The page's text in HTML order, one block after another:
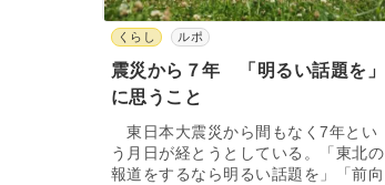
くらし ルポ
震災から７年 「明るい話題を」
に思うこと
東日本大震災から間もなく7年とい
う月日が経とうとしている。「東北の
報道をするなら明るい話題を」「前向